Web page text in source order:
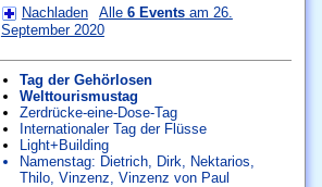
Nachladen
Alle 6 Eventsam 26.
September 2020
Tag der Gehörlosen
Welttourismustag
Zerdrücke-eine-Dose-Tag
Internationaler Tag der Flüsse
Light+Building
Namenstag: Dietrich, Dirk Nektarios
Thilo, Vinzenz Vinzenz von Paul